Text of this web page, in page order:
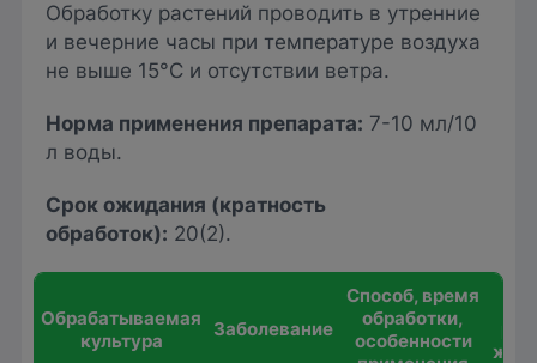
Обработку растений проводить в утренние
и вечерние часы при температуре воздуха
не выше 15°C и отсутствии ветра.
Норма применения препарата: 7-10 мл/10
л воды.
Срок ожидания (кратность
обработок): 20(2).
Обрабатываемая
куль­ту­ра
Заболевание
Способ, время
обработки,
особенности